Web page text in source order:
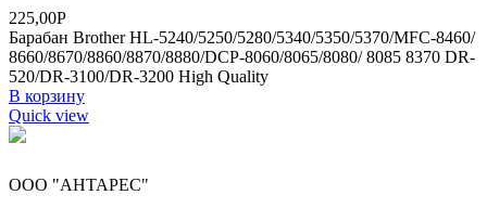
225,00Р
Барабан Brother HL-5240/5250/5280/5340/5350/5370/MFC-8460/
8660/8670/8860/8870/8880/DCP-8060/8065/8080/ 8085 8370 DR-
520/DR-3100/DR-3200 High Quality
В корзину
Quick view
ООО "АНТАРЕС"